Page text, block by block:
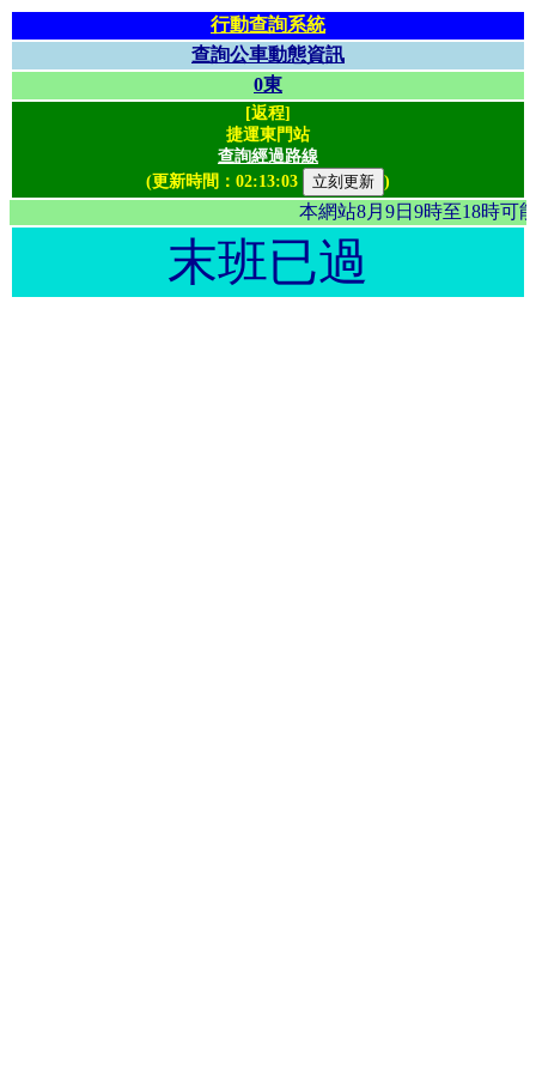
行動查詢系統
查詢公車動態資訊
0東
[返程]
捷運東門站
查詢經過路線
(更新時間： 02:13:03 )
本網站8月9日9時至18
末班已過